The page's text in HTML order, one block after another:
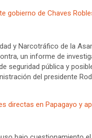
gobierno de Chaves
y Narcotráfico de la
un informe de
seguridad pública y
del presidente
directas en Papagayo y